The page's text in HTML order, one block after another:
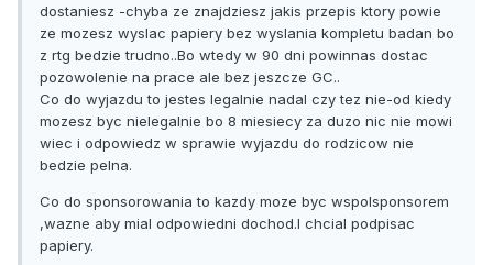
dostaniesz -chyba ze znajdziesz jakis przepis ktory powie
ze mozesz wyslac papiery bez wyslania kompletu badan bo
z rtg bedzie trudno..Bo wtedy w 90 dni powinnas dostac
pozowolenie na prace ale bez jeszcze GC..
Co do wyjazdu to jestes legalnie nadal czy tez nie-od kiedy
mozesz byc nielegalnie bo 8 miesiecy za duzo nic nie mowi
wiec i odpowiedz w sprawie wyjazdu do rodzicow nie
bedzie pelna.
Co do sponsorowania to kazdy moze byc wspolsponsorem
,wazne aby mial odpowiedni dochod.I chcial podpisac
papiery.